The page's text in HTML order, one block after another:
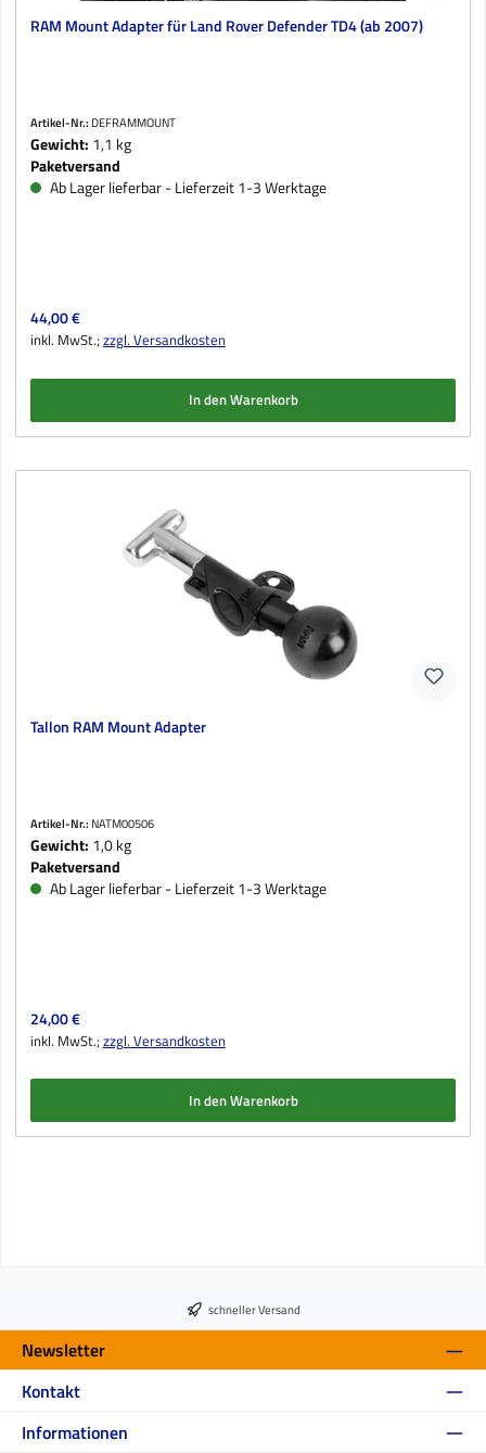
RAM Mount Adapter für Land Rover Defender TD4 (ab 2007)
Artikel-Nr.: DEFRAMMOUNT
Gewicht: 1,1 kg
Paketversand
Ab Lager lieferbar - Lieferzeit 1-3 Werktage
Regulärer Preis:
44,00 €
inkl. MwSt.;zzgl. Versandkosten
In den Warenkorb
Tallon RAM Mount Adapter
Artikel-Nr.: NATM00506
Gewicht: 1,0 kg
Paketversand
Ab Lager lieferbar - Lieferzeit 1-3 Werktage
Regulärer Preis:
24,00 €
inkl. MwSt.;zzgl. Versandkosten
In den Warenkorb
schneller Versand
Newsletter
Kontakt
Informationen